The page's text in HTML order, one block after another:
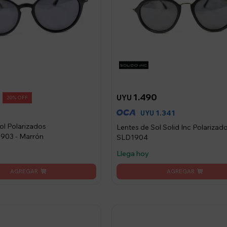
20
Polarizados
- Marrón
UYU 1.490
UYU 1.341
Lentes de Sol Solid Inc
SLD1904
Llega hoy